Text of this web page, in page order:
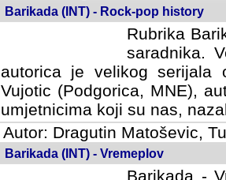
Barikada (INT) - Rock-pop history
Rubrika
saradnika.
autorica je velikog serijala
Vujotic (Podgorica, MNE),
umjetnicima koji su nas,
Autor: Dragutin Matoševic,
Barikada (INT) - Vremeplov
Barikada -